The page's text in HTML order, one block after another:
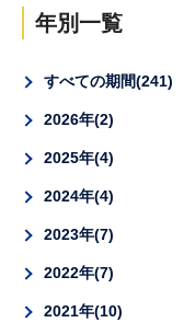
年別一覧
すべての期間 241
2026年 2
2025年 4
2024年 4
2023年 7
2022年 7
2021年 10